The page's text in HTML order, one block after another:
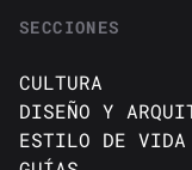
SECCIONES
CULTURA
DISEÑO Y
ESTILO DE VIDA